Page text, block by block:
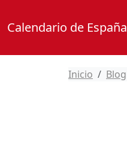
Calendario de España
Inicio Blog